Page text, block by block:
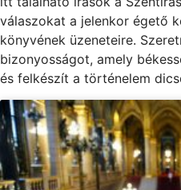
válaszokat a jelenkor égető
könyvének üzeneteire.
bizonyosságot, amely
és felkészít a történelem